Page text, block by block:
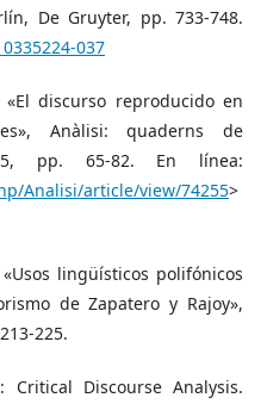
De Gruyter, pp. 733-748.
037
«El discurso reproducido en
Anàlisi: quaderns de
pp. 65-82. En línea:
Analisi/article/view/74255>
«Usos lingüísticos polifónicos
de Zapatero y Rajoy»,
225.
Critical Discourse Analysis.